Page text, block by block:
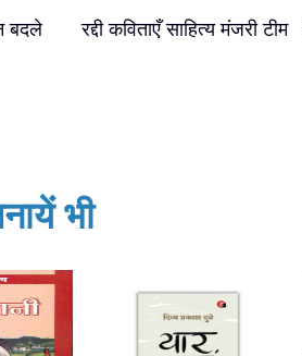
बदले
रद्दी कविताएँ साहित्य मंजरी टीम
भी